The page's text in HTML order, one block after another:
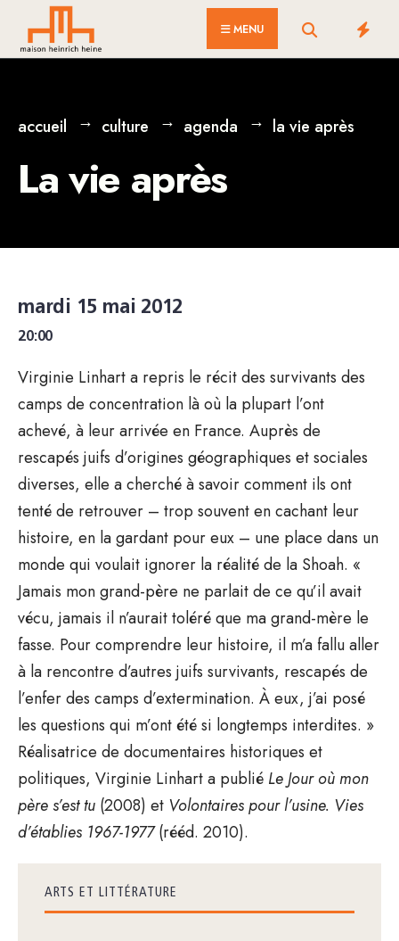
MENU
accueil culture agenda la vie après
La vie après
mardi 15 mai 2012
20:00
Virginie Linhart a repris le récit des survivants des
camps de concentration là où la plupart l’ont
achevé, à leur arrivée en France. Auprès de
rescapés juifs d’origines géographiques et sociales
diverses, elle a cherché à savoir comment ils ont
tenté de retrouver – trop souvent en cachant leur
histoire, en la gardant pour eux – une place dans un
monde qui voulait ignorer la réalité de la Shoah. «
Jamais mon grand-père ne parlait de ce qu’il avait
vécu, jamais il n’aurait toléré que ma grand-mère le
fasse. Pour comprendre leur histoire, il m’a fallu aller
à la rencontre d’autres juifs survivants, rescapés de
l’enfer des camps d’extermination. À eux, j’ai posé
les questions qui m’ont été si longtemps interdites. »
Réalisatrice de documentaires historiques et
politiques, Virginie Linhart a publié Le Jour où mon
père s’est tu (2008) et Volontaires pour l’usine. Vies
d’établies 1967-1977(rééd. 2010).
ARTS ET LITTÉRATURE